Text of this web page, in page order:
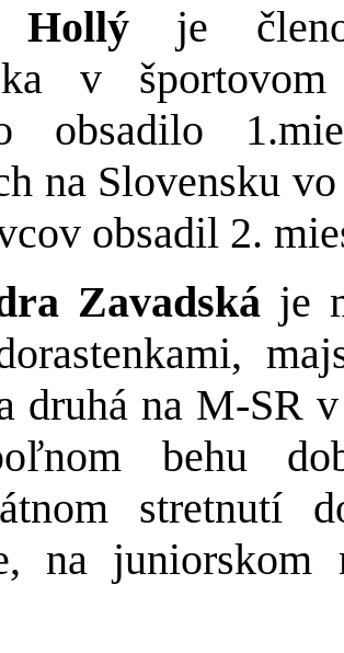
Hollýje
v
obsadilo
na Slovensku
obsadil 2.
Zavadská je
druhá na M-SR
behu
stretnutí
na juniorskom